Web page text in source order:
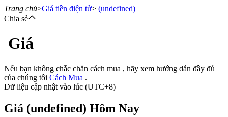
Hợp đồng tương lai
Trang chủ>Giá tiền điện tử> (undefined)
Chia sẻ
Giá
Nếu bạn không chắc chắn cách mua , hãy xem hướng dẫn đầy đủ
của chúng tôi Cách Mua .
Dữ liệu cập nhật vào lúc (UTC+8)
Giá (undefined) Hôm Nay